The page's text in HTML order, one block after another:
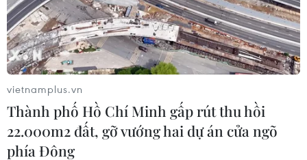
chịu tháng 7 nóng nhất lịch sử
10/08/2026 13:37
Hy Lạp nỗ lực dập tắt đám cháy rừng
mới gần Athens
10/08/2026 12:14
vietnamplus.vn
Thành phố Hồ Chí Minh gấp rút thu hồi
22.000m2 đất, gỡ vướng hai dự án cửa ngõ
phía Đông